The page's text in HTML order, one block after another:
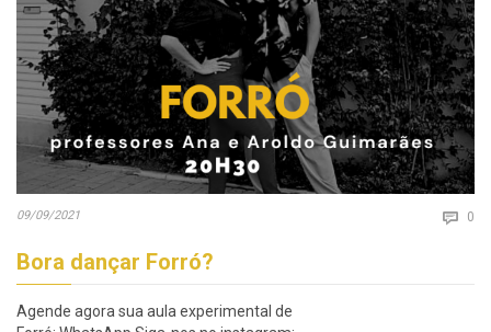
09/09/2021  0
Bora dançar Forró?
Agende agora sua aula experimental de